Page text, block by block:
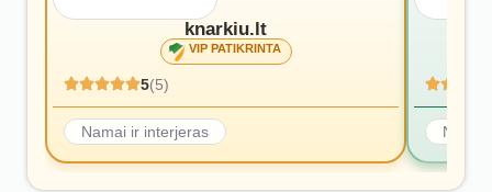
knarkiu.lt
VIP PATIKRINTA
5(5)
Namai ir interjeras